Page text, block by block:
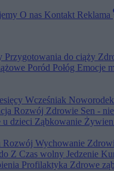
O nas Kontakt Reklama
Przygotowania do ciąży
Poród Połóg Emocje
Wcześniak Noworodek
Rozwój Zdrowie Sen -
u dzieci Ząbkowanie
Rozwój Wychowanie
Z Czas wolny Jedzenie
Profilaktyka Zdrowe